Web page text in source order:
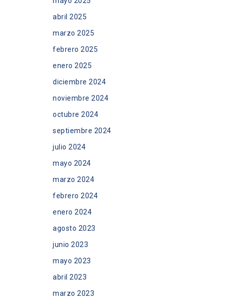
abril 2025
marzo 2025
febrero 2025
enero 2025
diciembre 2024
noviembre 2024
octubre 2024
septiembre 2024
julio 2024
mayo 2024
marzo 2024
febrero 2024
enero 2024
agosto 2023
junio 2023
mayo 2023
abril 2023
marzo 2023